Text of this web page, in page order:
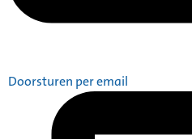
Doorsturen per email